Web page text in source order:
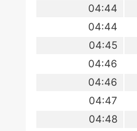
04:44
04:44
04:45
04:46
04:46
04:47
04:48